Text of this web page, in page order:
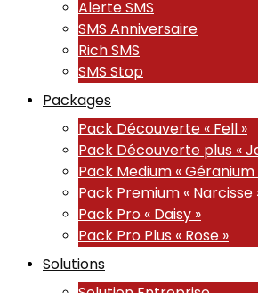
Alerte SMS
SMS Anniversaire
Rich SMS
SMS Stop
Packages
Pack Découverte « Fell »
Pack Découverte plus «
Pack Medium « Géranium
Pack Premium « Narcisse
Pack Pro « Daisy »
Pack Pro Plus « Rose »
Solutions